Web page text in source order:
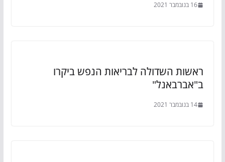
16 בנובמבר 2021
ראשות השדולה לבריאות הנפש ביקרו
ב"אברבאנל"
14 בנובמבר 2021